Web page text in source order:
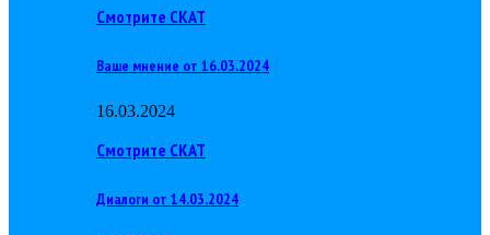
Смотрите СКАТ
Ваше мнение от 16.03.2024
16.03.2024
Смотрите СКАТ
Диалоги от 14.03.2024